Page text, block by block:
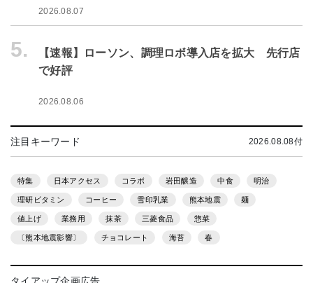
2026.08.07
5.
【速報】ローソン、調理ロボ導入店を拡大 先行店
で好評
2026.08.06
注目キーワード 2026.08.08付
特集 日本アクセス コラボ 岩田醸造 中食 明治
理研ビタミン コーヒー 雪印乳業 熊本地震 麺
値上げ 業務用 抹茶 三菱食品 惣菜
〔熊本地震影響〕 チョコレート 海苔 春